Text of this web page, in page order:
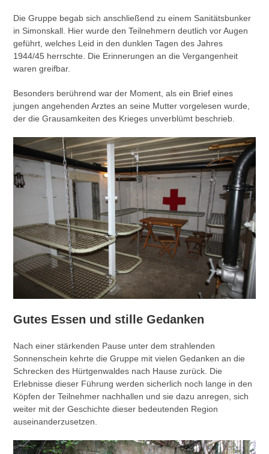
Die Gruppe begab sich anschließend zu einem Sanitätsbunker
in Simonskall. Hier wurde den Teilnehmern deutlich vor Augen
geführt, welches Leid in den dunklen Tagen des Jahres
1944/45 herrschte. Die Erinnerungen an die Vergangenheit
waren greifbar.
Besonders berührend war der Moment, als ein Brief eines
jungen angehenden Arztes an seine Mutter vorgelesen wurde,
der die Grausamkeiten des Krieges unverblümt beschrieb.
Gutes Essen und stille Gedanken
Nach einer stärkenden Pause unter dem strahlenden
Sonnenschein kehrte die Gruppe mit vielen Gedanken an die
Schrecken des Hürtgenwaldes nach Hause zurück. Die
Erlebnisse dieser Führung werden sicherlich noch lange in den
Köpfen der Teilnehmer nachhallen und sie dazu anregen, sich
weiter mit der Geschichte dieser bedeutenden Region
auseinanderzusetzen.